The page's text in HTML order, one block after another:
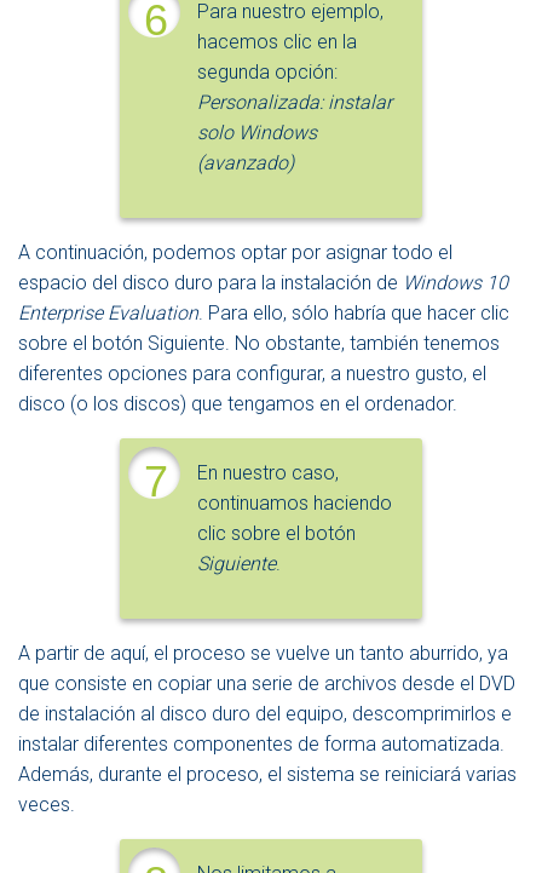
6
Para nuestro ejemplo,
hacemos clic en la
segunda opción:
Personalizada: instalar
solo Windows
(avanzado)
A continuación, podemos optar por asignar todo el
espacio del disco duro para la instalación de Windows 10
Enterprise Evaluation. Para ello, sólo habría que hacer clic
sobre el botón Siguiente. No obstante, también tenemos
diferentes opciones para configurar, a nuestro gusto, el
disco (o los discos) que tengamos en el ordenador.
7
En nuestro caso,
continuamos haciendo
clic sobre el botón
Siguiente.
A partir de aquí, el proceso se vuelve un tanto aburrido, ya
que consiste en copiar una serie de archivos desde el DVD
de instalación al disco duro del equipo, descomprimirlos e
instalar diferentes componentes de forma automatizada.
Además, durante el proceso, el sistema se reiniciará varias
veces.